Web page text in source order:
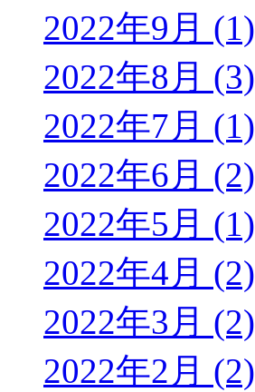
2022年9月 (1)
2022年8月 (3)
2022年7月 (1)
2022年6月 (2)
2022年5月 (1)
2022年4月 (2)
2022年3月 (2)
2022年2月 (2)